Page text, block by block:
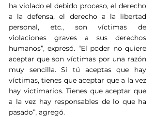
ha violado el debido proceso, el derecho
a la defensa, el derecho a la libertad
personal, etc., son víctimas de
violaciones graves a sus derechos
humanos”, expresó. “El poder no quiere
aceptar que son víctimas por una razón
muy sencilla. Si tú aceptas que hay
víctimas, tienes que aceptar que a la vez
hay victimarios. Tienes que aceptar que
a la vez hay responsables de lo que ha
pasado”, agregó.